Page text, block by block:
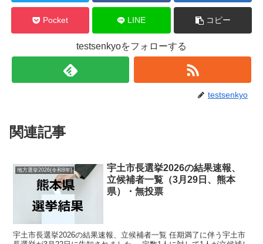
Pocket LINE コピー
testsenkyoをフォローする
testsenkyo
関連記事
地方選挙2026(令和8年)
宇土市長選挙2026の結果速報、
立候補者一覧（3月29日、熊本
県）・無投票
宇土市長選挙2026の結果速報、立候補者一覧 任期満了に伴う宇土市